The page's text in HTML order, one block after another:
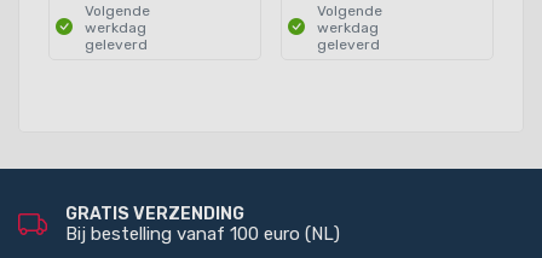
Volgende
werkdag
geleverd
Volgende
werkdag
geleverd
GRATIS VERZENDING
Bij bestelling vanaf 100 euro (NL)